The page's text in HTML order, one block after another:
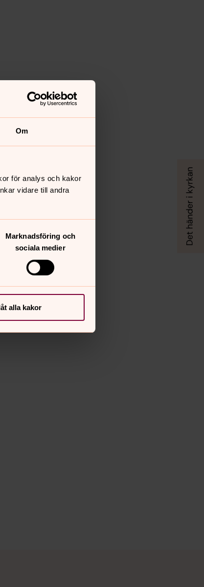
Om
för analys och kakor
vidare till andra
Marknadsföring och
sociala medier
alla kakor